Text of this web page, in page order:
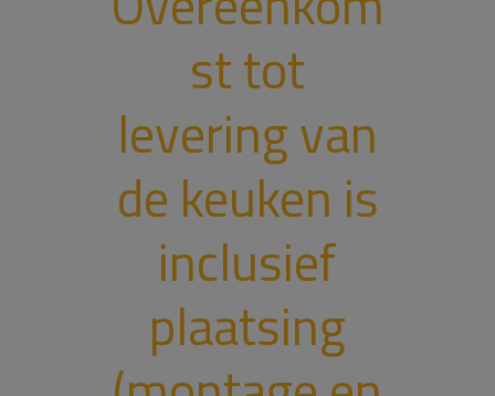
st tot
levering van
de keuken is
inclusief
plaatsing